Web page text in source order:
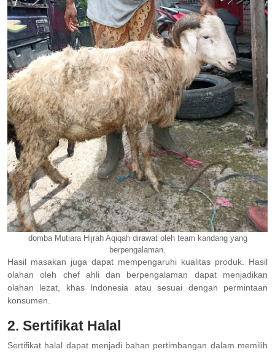
domba Mutiara Hijrah Aqiqah dirawat oleh team kandang yang
berpengalaman.
Hasil masakan juga dapat mempengaruhi kualitas produk. Hasil
olahan oleh chef ahli dan berpengalaman dapat menjadikan
olahan lezat, khas Indonesia atau sesuai dengan permintaan
konsumen.
2. Sertifikat Halal
Sertifikat halal dapat menjadi bahan pertimbangan dalam memilih